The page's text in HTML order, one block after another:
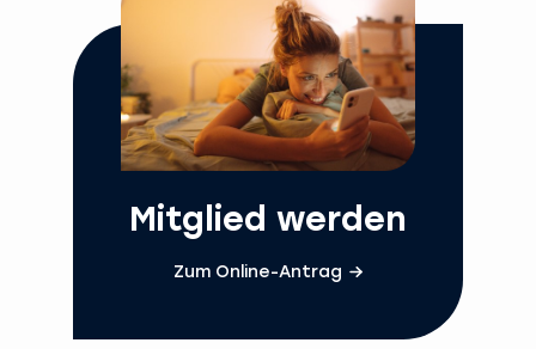
Mitglied werden
Zum Online-Antrag